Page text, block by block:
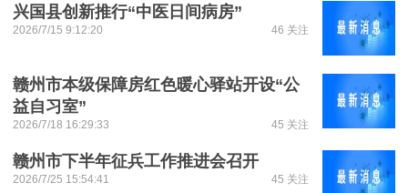
兴国县创新推行“中医日间病房”
2026/7/15 9:12:20 46 关注
赣州市本级保障房红色暖心驿站开设“公
益自习室”
2026/7/18 16:29:33 45 关注
赣州市下半年征兵工作推进会召开
2026/7/25 15:54:41 45 关注